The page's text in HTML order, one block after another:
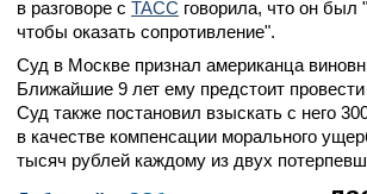
в разговоре с ТАСС говорила, что он был
чтобы оказать сопротивление".
Суд в Москве признал американца
Ближайшие 9 лет ему предстоит
Суд также постановил взыскать с него
в качестве компенсации морального
тысяч рублей каждому из двух